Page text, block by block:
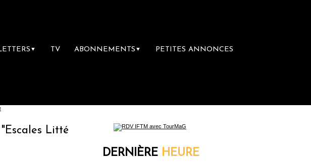
▼ TV ABONNEMENTS ▼ PETITES ANNONCES
Littéraires", la première librairie du voyage
DERNIÈRE HEURE